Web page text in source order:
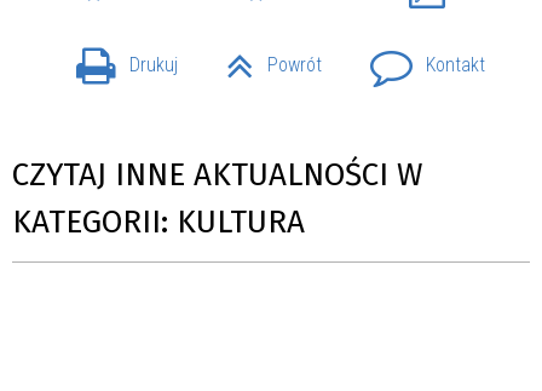
Drukuj Powrót Kontakt
CZYTAJ INNE AKTUALNOŚCI W
KATEGORII: KULTURA